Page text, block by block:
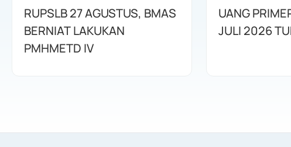
RUPSLB 27 AGUSTUS, BMAS
BERNIAT LAKUKAN
PMHMETD IV
UANG
JULI 2026